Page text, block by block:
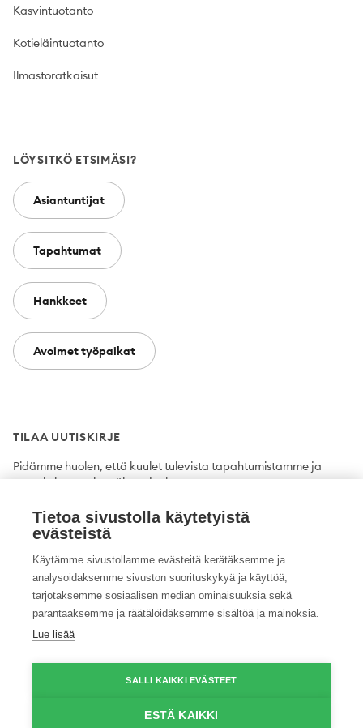
Kasvintuotanto
Kotieläintuotanto
Ilmastoratkaisut
LÖYSITKÖ ETSIMÄSI?
Asiantuntijat
Tapahtumat
Hankkeet
Avoimet työpaikat
TILAA UUTISKIRJE
Pidämme huolen, että kuulet tulevista tapahtumistamme ja
uutuuksista ensimmäisten joukossa.
Tilaa
Twitter FacebookYouTubeInstagramLinkedIn
© 2026 ProAgria. Kaikki oikeudet pidätetään.
Tietoa sivustolla käytetyistä
evästeistä
Käytämme sivustollamme evästeitä kerätäksemme ja
analysoidaksemme sivuston suorituskykyä ja käyttöä,
tarjotaksemme sosiaalisen median ominaisuuksia sekä
parantaaksemme ja räätälöidäksemme sisältöä ja mainoksia.
Lue lisää
SALLI KAIKKI EVÄSTEET
ESTÄ KAIKKI